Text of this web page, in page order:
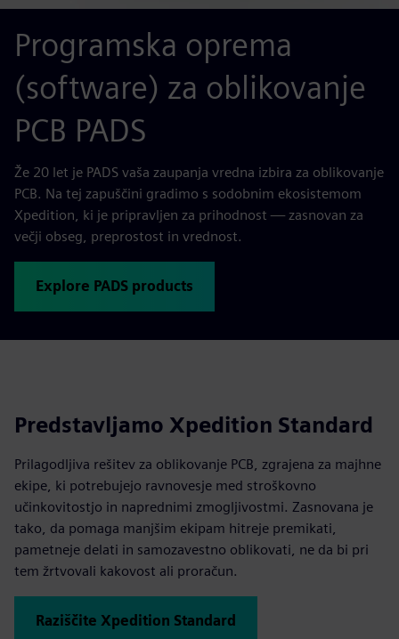
Programska oprema
(software) za oblikovanje
PCB PADS
Že 20 let je PADS vaša zaupanja vredna izbira za oblikovanje
PCB. Na tej zapuščini gradimo s sodobnim ekosistemom
Xpedition, ki je pripravljen za prihodnost — zasnovan za
večji obseg, preprostost in vrednost.
Explore PADS products
Predstavljamo Xpedition Standard
Prilagodljiva rešitev za oblikovanje PCB, zgrajena za majhne
ekipe, ki potrebujejo ravnovesje med stroškovno
učinkovitostjo in naprednimi zmogljivostmi. Zasnovana je
tako, da pomaga manjšim ekipam hitreje premikati,
pametneje delati in samozavestno oblikovati, ne da bi pri
tem žrtvovali kakovost ali proračun.
Raziščite Xpedition Standard